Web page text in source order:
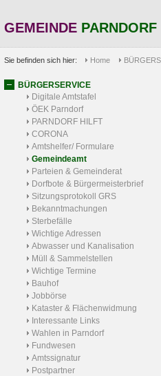
GEMEINDE PARNDORF
Sie befinden sich hier: Home
BÜRGERSERVICE
Digitale Amtstafel
ÖEK Parndorf
PARNDORF HILFT
CORONA
Amtshelfer/ Formulare
Gemeindeamt
Parteien & Gemeinderat
Dorfbote & Bürgermeisterbrief
Sitzungsprotokoll GRS
Bekanntmachungen
Sterbefälle
Wichtige Adressen
Abwasser und Kanalisation
Müll & Sammelstellen
Wichtige Termine
Bauhof
Jobbörse
Kataster & Flächenwidmung
Interessante Links
Wahlen in Parndorf
Fundwesen
Amtssignatur
Postpartner